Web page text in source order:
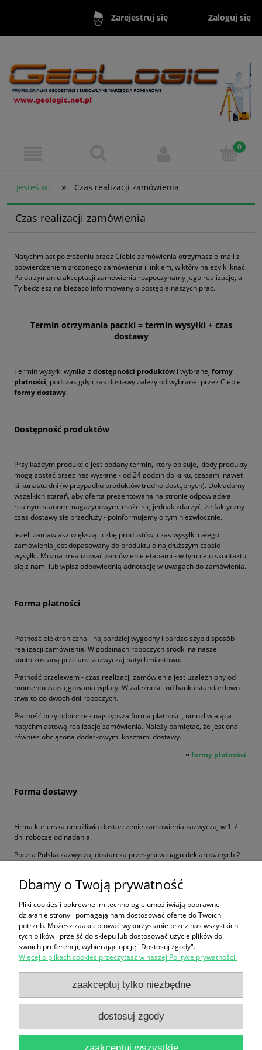
Zarejestruj się Zaloguj się
Jesteś w: » Czas realizacji zamówienia
Czas realizacji zamówienia
Natychmiast po złożeniu przez Ciebie zamówienia otrzymasz e-mail z
potwierdzeniem złożonego zamówienia i linkiem, w który należy kliknąć.
Po otrzymaniu akceptacji zamówienia rozpoczynamy jego realizację, a
Ty będziesz na bieżąco informowany o postępie naszych prac.
Termin otrzymania paczki = termin wysyłki + czas
dostawy
Termin wysyłki wynika z dostępności produktów i wybranej formy
płatności, podczas gdy czas dostawy zależy od wybranej przez Ciebie
formy dostawy.
Dostępność produktów
Przy każdym produkcie jest podany termin, który opisuje, kiedy produkty
mogą zostać przez nas wysłane - od 24 godzin do kilku, czasami nawet
kilkunastu dni (w przypadku produktów trudno dostępnych). Dokładamy
wszelkich starań, aby oferta prezentowana na stronie odpowiadała
realnym stanom magazynowym, może się jednak zdarzyć, że faktyczny
czas dostawy się przedłuży - poinformujemy o tym niezwłocznie.
Jeżeli zamawiasz większą liczbę produktów, czas wysyłki całego
zamówienia jest dopasowany do produktu o najdłuższym czasie
wysyłki. Można zrealizować zamówienie etapami - w tym celu skontaktuj
się z nami lub wpisz odpowiednią adnotację w uwagach do zamówienia.
Forma płatności
Płatność elektroniczna - najbardziej wygodny i bardzo szybki sposób
realizacji zamówienia. W godzinach roboczych środki na nasze
konto zostaną przelane zazwyczaj natychmiastowo.
Płatność przelewem - czas realizacji zamówienia jest uzależniony od
momentu zaksięgowania wpłaty. W zależności od banku standardowo
trwa to do dwóch dni roboczych.
Płatność przy odbiorze - najszybsza forma płatności, umożliwiająca
natychmiastową realizację zamówienia. Należy pamiętać, że jest ona
również obciążona dodatkowymi kosztami dostawy.
»formy płatności
Forma dostawy
Firma kurierska umożliwia dostarczenie zamówienia zazwyczaj w 1-2
dni robocze od nadania.
Poczta Polska zazwyczaj dostarcza przesyłki w ciągu deklarowanych 2
Zakupy
Reklamacje i zwroty
Pomoc
Moje konto
Dbamy o Twoją prywatność
Pliki cookies i pokrewne im technologie umożliwiają poprawne
działanie strony i pomagają nam dostosować ofertę do Twoich
potrzeb. Możesz zaakceptować wykorzystanie przez nas wszystkich
tych plików i przejść do sklepu lub dostosować użycie plików do
swoich preferencji, wybierając opcję "Dostosuj zgody".
Więcej o plikach cookies przeczytasz w naszej Polityce prywatności.
zaakceptuj tylko niezbędne
dostosuj zgody